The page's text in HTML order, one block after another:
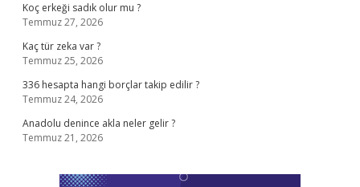
Koç erkeği sadık olur mu ?
Temmuz 27, 2026
Kaç tür zeka var ?
Temmuz 25, 2026
336 hesapta hangi borçlar takip edilir ?
Temmuz 24, 2026
Anadolu denince akla neler gelir ?
Temmuz 21, 2026